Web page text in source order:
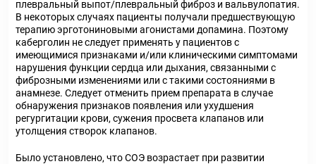
плевральный выпот/плевральный фиброз и вальвулопатия.
В некоторых случаях пациенты получали предшествующую
терапию эрготониновыми агонистами допамина. Поэтому
каберголин не следует применять у пациентов с
имеющимися признаками и/или клиническими симптомами
нарушения функции сердца или дыхания, связанными с
фиброзными изменениями или с такими состояниями в
анамнезе. Следует отменить прием препарата в случае
обнаружения признаков появления или ухудшения
регургитации крови, сужения просвета клапанов или
утолщения створок клапанов.
Было установлено, что СОЭ возрастает при развитии